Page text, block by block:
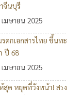
จีนบุรี
เมษายน 2025
ดกเอกสารไทย ขึ้นท
ปี 68
เมษายน 2025
สุด หยุดที่วังหน้า! สร